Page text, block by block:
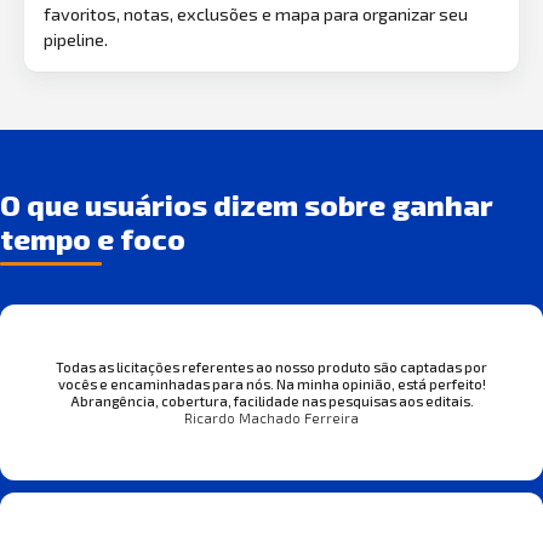
favoritos, notas, exclusões e mapa para organizar seu
pipeline.
O que usuários dizem sobre ganhar
tempo e foco
Todas as licitações referentes ao nosso produto são captadas por
vocês e encaminhadas para nós. Na minha opinião, está perfeito!
Abrangência, cobertura, facilidade nas pesquisas aos editais.
Ricardo Machado Ferreira